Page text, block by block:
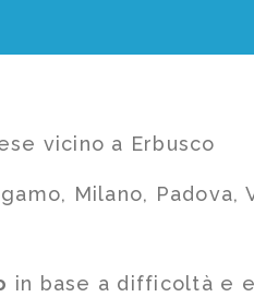
vicino a Erbusco
Milano, Padova,
in base a difficoltà e